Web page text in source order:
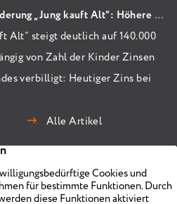
06. August 2026 – KfW-Förderung „Jung kauft Alt“: Höhere Kredite ab August 2026
Alt“ steigt deutlich auf 140.000
von Zahl der Kinder Zinsen
verbilligt: Heutiger Zins bei
verpflichten sich zu
54 Monaten nach
Alle Artikel